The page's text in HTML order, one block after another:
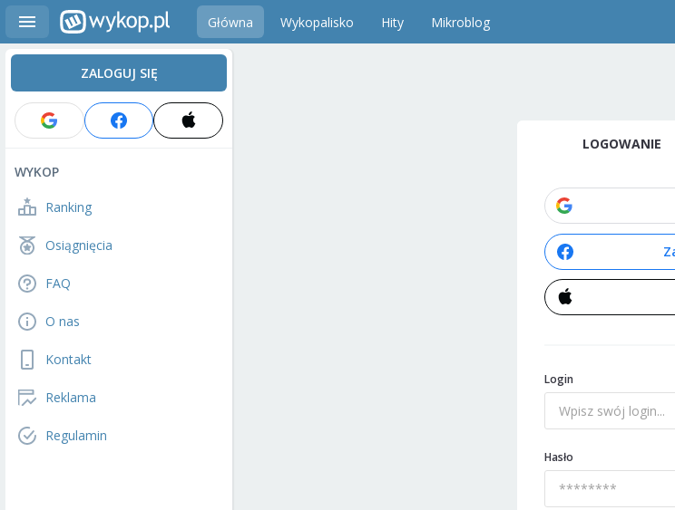
Główna Wykopalisko Hity Mikroblog
ZALOGUJ SIĘ
WYKOP
Ranking
Osiągnięcia
FAQ
O nas
Kontakt
Reklama
Regulamin
LOGOWANIE
Login
Hasło